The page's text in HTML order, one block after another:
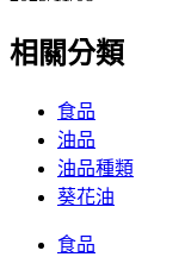
相關分類
食品
油品
油品種類
葵花油
食品